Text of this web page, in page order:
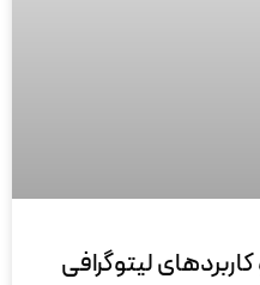
لیتوگرافی